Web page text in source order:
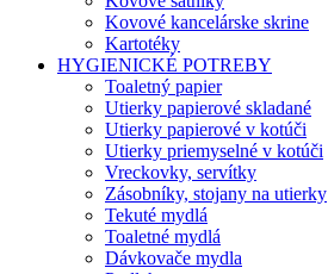
Kovové kancelárske skrine
Kartotéky
HYGIENICKÉ POTREBY
Toaletný papier
Utierky papierové skladané
Utierky papierové v kotúči
Utierky priemyselné v kotúči
Vreckovky, servítky
Zásobníky, stojany na utierky
Tekuté mydlá
Toaletné mydlá
Dávkovače mydla